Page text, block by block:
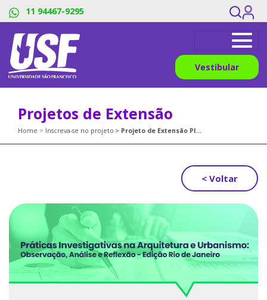
11 94467-9295
Vestibular
Projetos de Extensão
Home Inscreva-se no projeto Projeto de Extensão PIAU - Práticas Investigativas na Arquitetura e Urbanismo: Observação, Análise e Reflexão - Edição Rio de Janeiro/RJ
< Voltar